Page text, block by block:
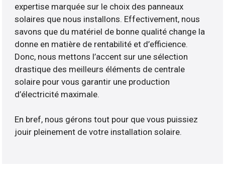
expertise marquée sur le choix des panneaux
solaires que nous installons. Effectivement, nous
savons que du matériel de bonne qualité change la
donne en matière de rentabilité et d’efficience.
Donc, nous mettons l’accent sur une sélection
drastique des meilleurs éléments de centrale
solaire pour vous garantir une production
d’électricité maximale.
En bref, nous gérons tout pour que vous puissiez
jouir pleinement de votre installation solaire.